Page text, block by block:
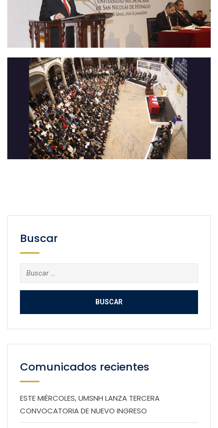
Buscar
Buscar:
Comunicados recientes
ESTE MIÉRCOLES, UMSNH LANZA TERCERA
CONVOCATORIA DE NUEVO INGRESO